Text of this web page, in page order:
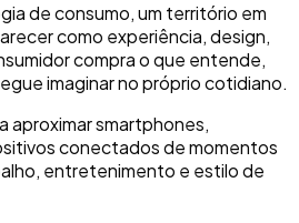
de consumo, um território em
como experiência, design,
compra o que entende,
imaginar no próprio cotidiano.
aproximar smartphones,
conectados de momentos
entretenimento e estilo de